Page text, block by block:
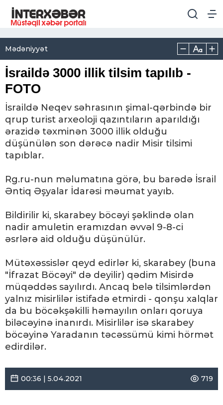
Mədəniyyət
İsraildə 3000 illik tilsim tapılıb -
FOTO
İsraildə Neqev səhrasının şimal-qərbində bir
qrup turist arxeoloji qazıntıların aparıldığı
ərazidə təxminən 3000 illik olduğu
düşünülən son dərəcə nadir Misir tilsimi
tapıblar.
Rg.ru-nun məlumatına görə, bu barədə İsrail
Əntiq Əşyalar İdarəsi məumat yayıb.
Bildirilir ki, skarabey böcəyi şəklində olan
nadir amuletin eramızdan əvvəl 9-8-ci
əsrlərə aid olduğu düşünülür.
Mütəxəssislər qeyd edirlər ki, skarabey (buna
"İfrazat Böcəyi" də deyilir) qədim Misirdə
müqəddəs sayılırdı. Ancaq belə tilsimlərdən
yalnız misirlilər istifadə etmirdi - qonşu xalqlar
da bu böcəkşəkilli həmayılın onları qoruya
biləcəyinə inanırdı. Misirlilər isə skarabey
böcəyinə Yaradanın təcəssümü kimi hörmət
edirdilər.
00:36 | 5.04.2021 719